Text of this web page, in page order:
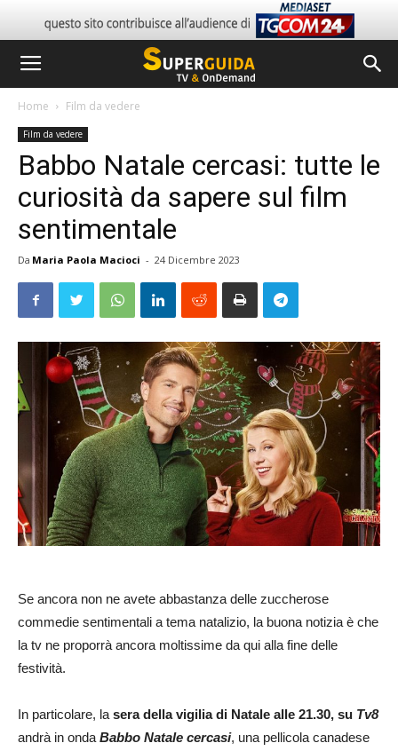
Home Film da vedere
Film da vedere
Babbo Natale cercasi: tutte le
curiosità da sapere sul film
sentimentale
Da Maria Paola Macioci - 24 Dicembre 2023
Se ancora non ne avete abbastanza delle zuccherose
commedie sentimentali a tema natalizio, la buona notizia è che
la tv ne proporrà ancora moltissime da qui alla fine delle
festività.
In particolare, la sera della vigilia di Natale alle 21.30, su Tv8
andrà in onda Babbo Natale cercasi, una pellicola canadese